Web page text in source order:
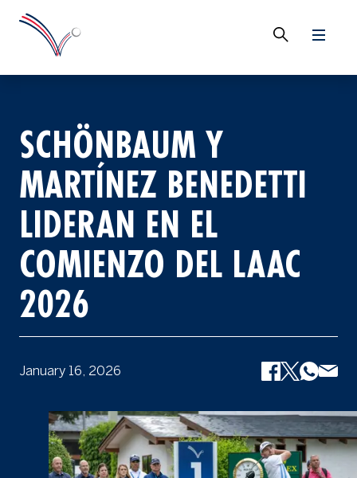
SCHÖNBAUM Y
MARTÍNEZ BENEDETTI
LIDERAN EN EL
COMIENZO DEL LAAC
2026
January 16, 2026